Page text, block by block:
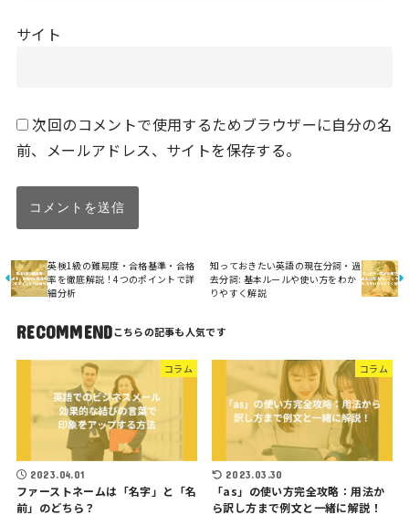
サイト
次回のコメントで使用するためブラウザーに自分の名
前、メールアドレス、サイトを保存する。
英検1級の難易度・合格基準・合格
率を徹底解説！4つのポイントで詳
細分析
知っておきたい英語の現在分詞・過
去分詞: 基本ルールや使い方をわか
りやすく解説
RECOMMEND
コラム
2023.04.01
ファーストネームは「名字」と「名
前」のどちら？
コラム
2023.03.30
「as」の使い方完全攻略：用法か
ら訳し方まで例文と一緒に解説！